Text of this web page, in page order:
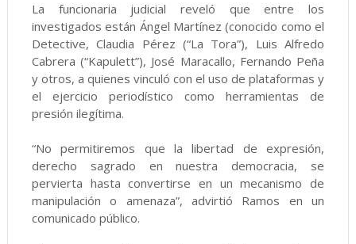
La funcionaria judicial reveló que entre los
investigados están Ángel Martínez (conocido como el
Detective, Claudia Pérez (“La Tora”), Luis Alfredo
Cabrera (“Kapulett”), José Maracallo, Fernando Peña
y otros, a quienes vinculó con el uso de plataformas y
el ejercicio periodístico como herramientas de
presión ilegítima.
“No permitiremos que la libertad de expresión,
derecho sagrado en nuestra democracia, se
pervierta hasta convertirse en un mecanismo de
manipulación o amenaza”, advirtió Ramos en un
comunicado público.